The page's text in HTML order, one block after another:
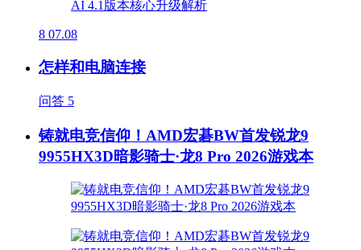
8 07.08
怎样和电脑连接
问答 5
铸就电竞信仰！AMD宏碁BW首发锐龙9
9955HX3D暗影骑士·龙8 Pro 2026游戏本